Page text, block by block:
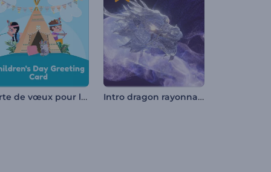
Carte de vœux pour la Journée des enfants Intro dragon rayonnant